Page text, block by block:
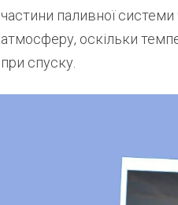
частини паливної
атмосферу, оскільки
при спуску.